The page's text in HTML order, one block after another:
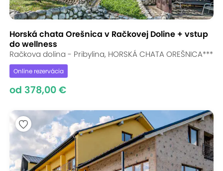
Horská chata Orešnica v Račkovej Doline + vstup
do wellness
Račkova dolina - Pribylina, HORSKÁ CHATA OREŠNICA***
Online rezervácia
od 378,00 €